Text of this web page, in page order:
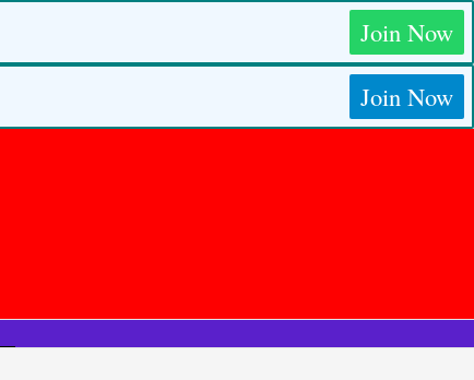
Join Now
Join Now